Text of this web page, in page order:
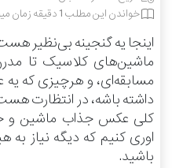
خواندن این مطلب 1 دقیقه زمان میبرد
اینجا یه گنجینه بی‌نظیر
ماشین‌های کلاسیک تا
مسابقه‌ای، و هرچیزی که
داشته باشه، در انتظارت
کلی عکس جذاب ماشین و
اوری کنیم که دیگه نیاز
باشید.